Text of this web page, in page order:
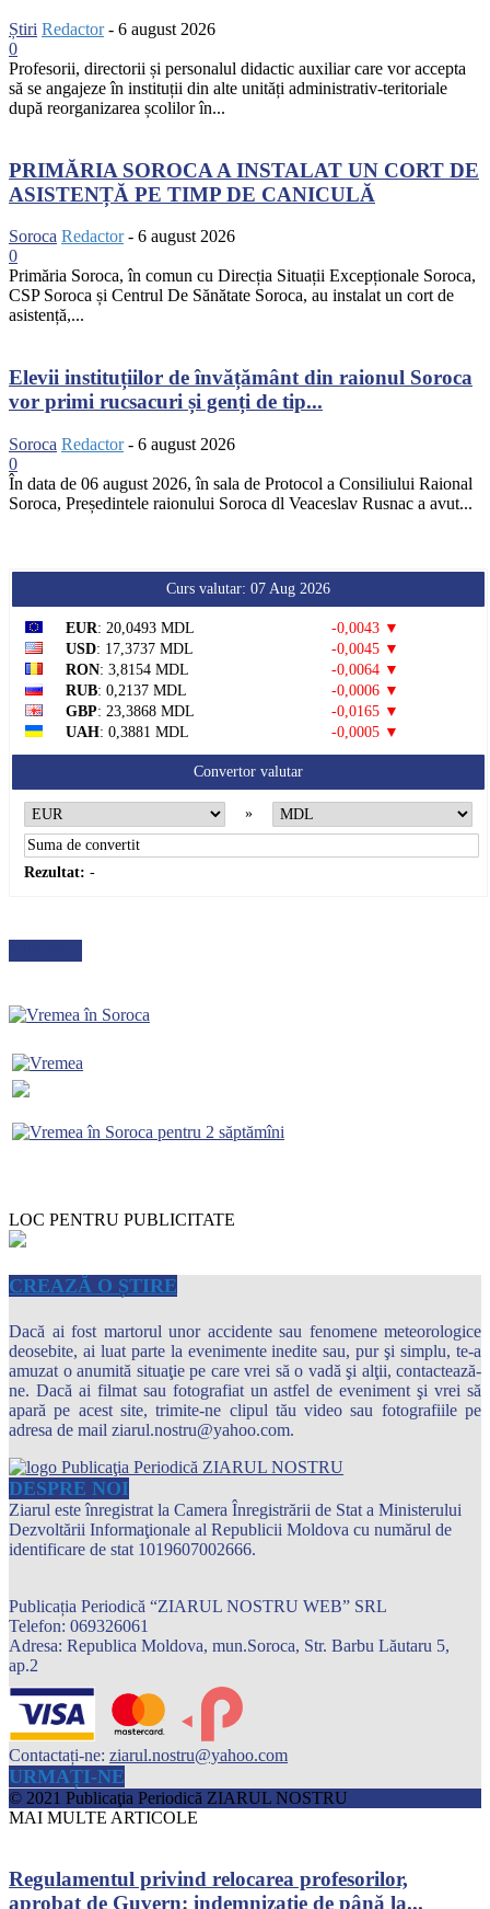
Știri Redactor - 6 august 2026
0
Profesorii, directorii și personalul didactic auxiliar care vor accepta
să se angajeze în instituții din alte unități administrativ-teritoriale
după reorganizarea școlilor în...
PRIMĂRIA SOROCA A INSTALAT UN CORT DE
ASISTENȚĂ PE TIMP DE CANICULĂ
Soroca Redactor - 6 august 2026
0
Primăria Soroca, în comun cu Direcția Situații Excepționale Soroca,
CSP Soroca și Centrul De Sănătate Soroca, au instalat un cort de
asistență,...
Elevii instituțiilor de învățământ din raionul Soroca
vor primi rucsacuri și genți de tip...
Soroca Redactor - 6 august 2026
0
În data de 06 august 2026, în sala de Protocol a Consiliului Raional
Soroca, Președintele raionului Soroca dl Veaceslav Rusnac a avut...
Curs valutar: 07 Aug 2026
EUR: 20,0493 MDL
-0,0043 ▼
USD: 17,3737 MDL
-0,0045 ▼
RON: 3,8154 MDL
-0,0064 ▼
RUB: 0,2137 MDL
-0,0006 ▼
GBP: 23,3868 MDL
-0,0165 ▼
UAH: 0,3881 MDL -0,0005 ▼
Convertor valutar
»
Rezultat: -
LOC PENTRU PUBLICITATE
CREAZĂ O ȘTIRE
Dacă ai fost martorul unor accidente sau fenomene meteorologice
deosebite, ai luat parte la evenimente inedite sau, pur şi simplu, te-a
amuzat o anumită situaţie pe care vrei să o vadă şi alţii, contactează-
ne. Dacă ai filmat sau fotografiat un astfel de eveniment şi vrei să
apară pe acest site, trimite-ne clipul tău video sau fotografiile pe
adresa de mail ziarul.nostru@yahoo.com.
DESPRE NOI
Ziarul este înregistrat la Camera Înregistrării de Stat a Ministerului
Dezvoltării Informaţionale al Republicii Moldova cu numărul de
identificare de stat 1019607002666.
Publicația Periodică “ZIARUL NOSTRU WEB” SRL
Telefon: 069326061
Adresa: Republica Moldova, mun.Soroca, Str. Barbu Lăutaru 5,
ap.2
Contactați-ne: ziarul.nostru@yahoo.com
URMAȚI-NE
© 2021 Publicaţia Periodică ZIARUL NOSTRU
MAI MULTE ARTICOLE
Regulamentul privind relocarea profesorilor,
aprobat de Guvern: indemnizație de până la...